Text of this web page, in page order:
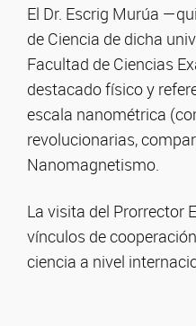
El Dr. Escrig Murúa
de Ciencia de dicha
Facultad de Ciencias
destacado físico y
escala nanométrica
revolucionarias,
Nanomagnetismo.
La visita del Prorrector
vínculos de
ciencia a nivel